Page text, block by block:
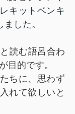
キットベンキ
した。
読む語呂合わ
目的です。
ちに、思わず
れて欲しいと